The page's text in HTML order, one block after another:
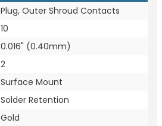
Plug, Outer Shroud Contacts
10
0.016" (0.40mm)
2
Surface Mount
Solder Retention
Gold